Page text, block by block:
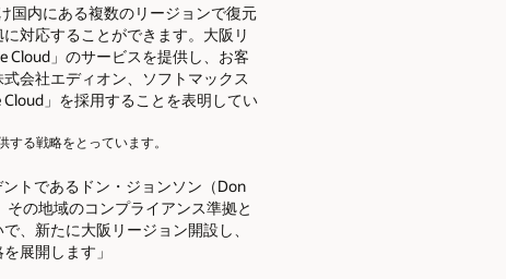
国内にある複数のリージョンで復元
対応することができます。大阪リ
Cloud」のサービスを提供し、お客
会社エディオン、ソフトマックス
」を採用することを表明してい
る戦略をとっています。
トであるドン・ジョンソン（Don
の地域のコンプライアンス準拠と
、新たに大阪リージョン開設し、
展開します」